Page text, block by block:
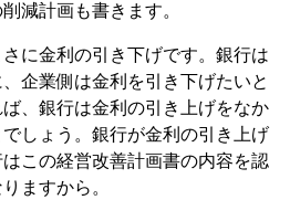
減計画も書きます。
に金利の引き下げです。銀行は
企業側は金利を引き下げたいと
、銀行は金利の引き上げをなか
しょう。銀行が金利の引き上げ
この経営改善計画書の内容を認
ますから。